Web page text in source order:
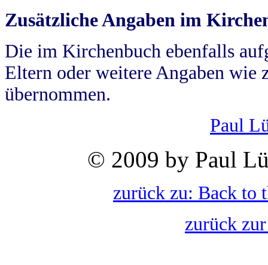
Zusätzliche Angaben im
Die im Kirchenbuch ebenfalls
Eltern oder weitere Angaben wie
übernommen.
Paul
© 2009 by Paul
zurück zu: Back to
zurück